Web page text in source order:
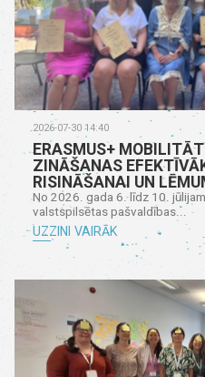
2026-07-30 14:40
ERASMUS+
ZINĀŠANAS
RISINĀŠANAI UN
No 2026. gada 6. līdz 10.
valstspilsētas pašvaldības...
UZZINI VAIRĀK